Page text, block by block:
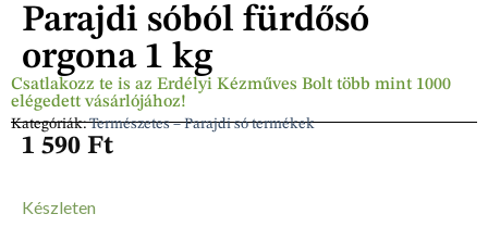
Csatlakozz te is az Erdélyi Kézműves Bolt több mint 1000
elégedett vásárlójához!
Kategóriák:Természetes – Parajdi só termékek
Parajdi sóból fürdősó
orgona 1 kg
1 590 Ft
Készleten